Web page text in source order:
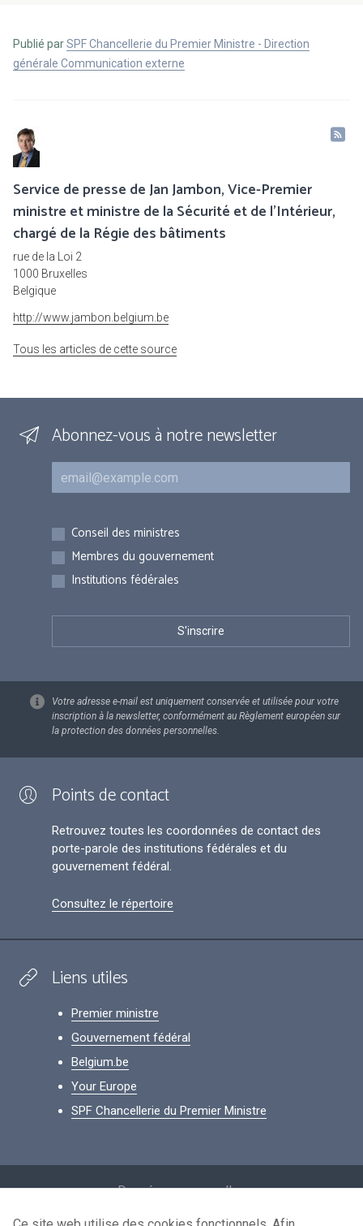
Publié parSPF Chancellerie du Premier Ministre - Direction
générale Communication externe
Service de presse de Jan Jambon, Vice-Premier
ministre et ministre de la Sécurité et de l'Intérieur,
chargé de la Régie des bâtiments
rue de la Loi 2
1000 Bruxelles
Belgique
http://www.jambon.belgium.be
Tous les articles de cette source
Abonnez-vous à notre newsletter
Courriel
Inscriptions
Conseil des ministres
Membres du gouvernement
Institutions fédérales
Votre adresse e-mail est uniquement conservée et utilisée pour votre
inscription à la newsletter, conformément au Règlement européen sur
la protection des données personnelles.
Points de contact
Retrouvez toutes les coordonnées de contact des
porte-parole des institutions fédérales et du
gouvernement fédéral.
Consultez le répertoire
Liens utiles
Premier ministre
Gouvernement fédéral
Belgium.be
Your Europe
SPF Chancellerie du Premier Ministre
Données personnelles
Conditions de réutilisation